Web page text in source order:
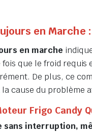
en Marche
en marche
que le froid requis
De plus, ce
cause du problème
Frigo Candy
sans interruption,